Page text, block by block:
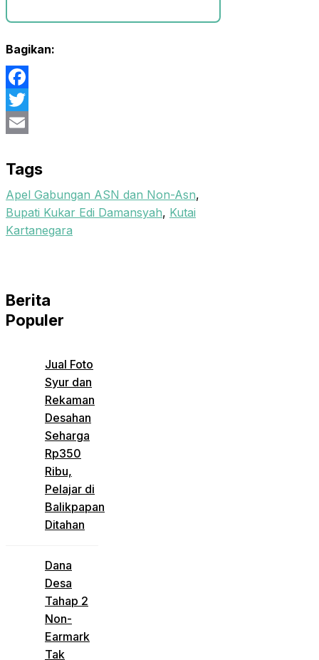
Bagikan:
Facebook
Twitter
Tags
Apel Gabungan ASN dan Non-Asn,
Bupati Kukar Edi Damansyah, Kutai
Kartanegara
Berita
Populer
Jual Foto
Syur dan
Rekaman
Desahan
Seharga
Rp350
Ribu,
Pelajar di
Balikpapan
Ditahan
Dana
Desa
Tahap 2
Non-
Earmark
Tak